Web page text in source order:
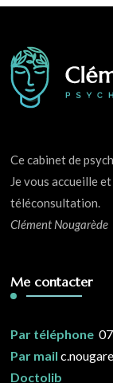
Ce cabinet de
Je vous accueille
téléconsultation.
Clément Nougarède
Me contacter
Par téléphone
Par mail
Doctolib